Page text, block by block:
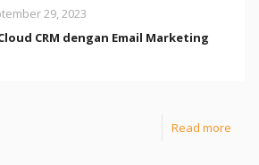
29, 2023
CRM dengan Email Marketing
Read more